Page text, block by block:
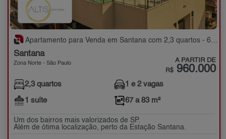
Apartamento para Venda em Santana com 2,3 quartos - 67 a 83 m²
Santana
Zona Norte - São Paulo A PARTIR DE
R$ 960.000
2,3 quartos
1 suíte
1 e 2 vagas
67 a 83 m²
Um dos bairros mais valorizados de SP.
Além de ótima localização, perto da Estação Santana.